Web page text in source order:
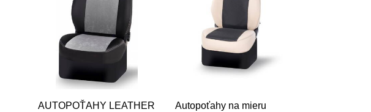
AUTOPOŤAHY LEATHER
Autopoťahy na mieru